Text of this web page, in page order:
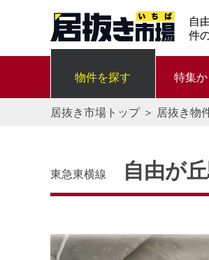
自
件
物件を探す 特集
居抜き市場トップ＞ 居抜き物
東急東横線 自由が